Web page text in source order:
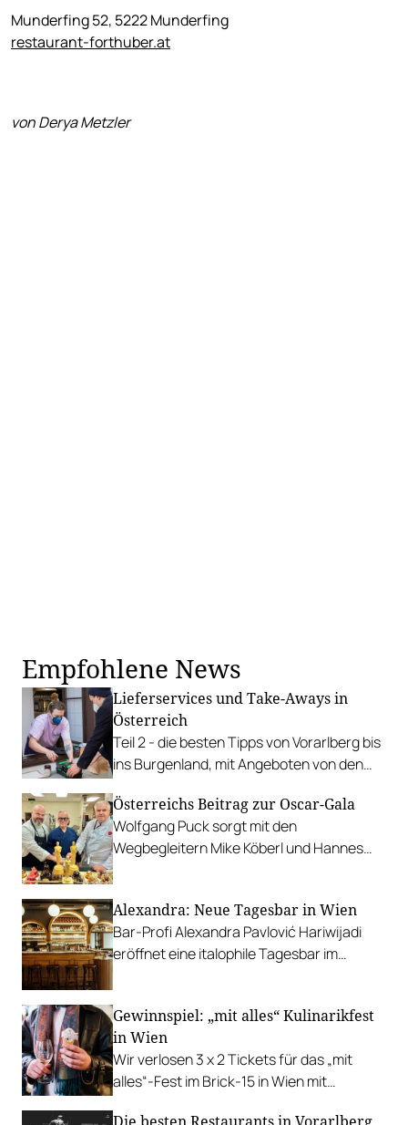
Munderfing 52, 5222 Munderfing
restaurant-forthuber.at
von Derya Metzler
Empfohlene News
Lieferservices und Take-Aways in
Österreich
Teil 2 - die besten Tipps von Vorarlberg bis
ins Burgenland, mit Angeboten von den
Dorfer, den besten Haubenköchen
Oberösterreichs u.v.m.
Österreichs Beitrag zur Oscar-Gala
Wolfgang Puck sorgt mit den
Wegbegleitern Mike Köberl und Hannes
Alexandra: Neue Tagesbar in Wien
Bar-Profi Alexandra Pavlović Hariwijadi
eröffnet eine italophile Tagesbar im
Gewinnspiel: „mit alles“ Kulinarikfest
in Wien
Wir verlosen 3 x 2 Tickets für das „mit
alles“-Fest im Brick-15 in Wien mit